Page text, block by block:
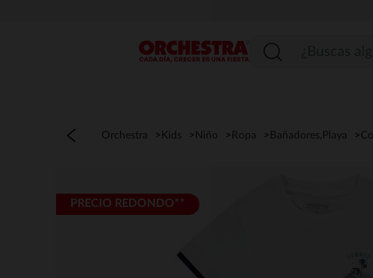
Menú
Orchestra Kids Niño Ropa Bañadores,Playa
PRECIO REDONDO**